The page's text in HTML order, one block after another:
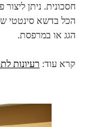
חסכונית. ניתן ליצור
הכל בדשא סינטטי
הגג או במרפסת.
קרא עוד:רעיונות